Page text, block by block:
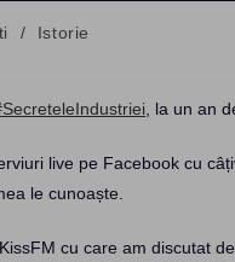
/ Istorie
, la un an
live pe Facebook cu
le cunoaște.
cu care am discutat